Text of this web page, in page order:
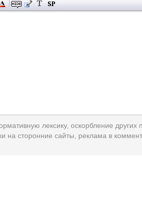
лексику, оскорбление других
на сторонние сайты, реклама в